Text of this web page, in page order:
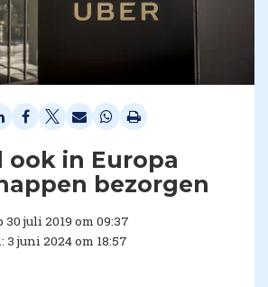
ook in Europa
bezorgen
juli 2019 om 09:37
juni 2024 om 18:57